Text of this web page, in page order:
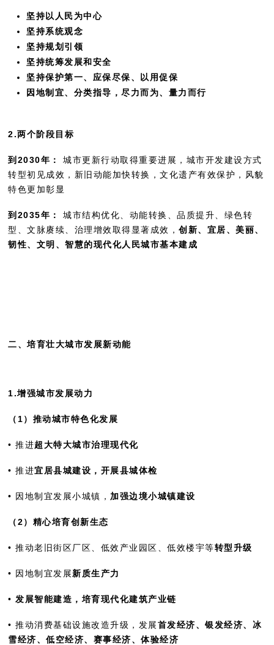
坚持以人民为中心
坚持系统观念
坚持规划引领
坚持统筹发展和安全
坚持保护第一、应保尽保、以用促保
因地制宜、分类指导，尽力而为、量力而行
2.两个阶段目标
到2030年：
城市更新行动取得重要进展，城市开发建设方式
转型初见成效，新旧动能加快转换，文化遗产有效保护，风貌
特色更加彰显
到2035年：城市结构优化、动能转换、品质提升、绿色转
型、文脉赓续、治理增效取得显著成效，创新、宜居、美丽、
韧性、文明、智慧的现代化人民城市基本建成
二、培育壮大城市发展新动能
1.增强城市发展动力
（1）推动城市特色化发展
• 推进超大特大城市治理现代化
• 推进宜居县城建设，开展县城体检
• 因地制宜发展小城镇， 加强边境小城镇建设
（2）精心培育创新生态
• 推动老旧街区厂区、低效产业园区、低效楼宇等转型升级
• 因地制宜发展新质生产力
• 发展智能建造，培育现代化建筑产业链
• 推动消费基础设施改造升级，发展首发经济、银发经济、冰
雪经济、低空经济、赛事经济、体验经济